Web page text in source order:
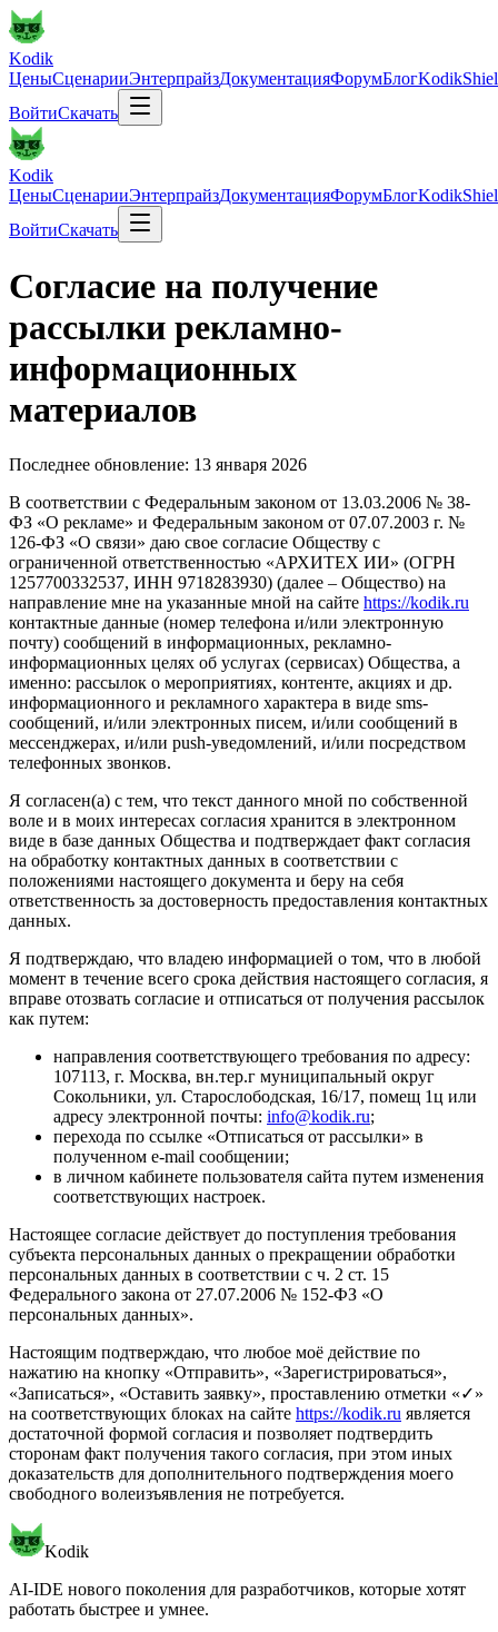
Kodik
ЦеныСценарииЭнтерпрайзДокументацияФорумБлог
ВойтиСкачать
Kodik
ЦеныСценарииЭнтерпрайзДокументацияФорумБлог
ВойтиСкачать
Согласие на получение
рассылки рекламно-
информационных
материалов
Последнее обновление: 13 января 2026
В соответствии с Федеральным законом от 13.03.2006 № 38-
ФЗ «О рекламе» и Федеральным законом от 07.07.2003 г. №
126-ФЗ «О связи» даю свое согласие Обществу с
ограниченной ответственностью «АРХИТЕХ ИИ» (ОГРН
1257700332537, ИНН 9718283930) (далее – Общество) на
направление мне на указанные мной на сайте https://kodik.ru
контактные данные (номер телефона и/или электронную
почту) сообщений в информационных, рекламно-
информационных целях об услугах (сервисах) Общества, а
именно: рассылок о мероприятиях, контенте, акциях и др.
информационного и рекламного характера в виде sms-
сообщений, и/или электронных писем, и/или сообщений в
мессенджерах, и/или push-уведомлений, и/или посредством
телефонных звонков.
Я согласен(а) с тем, что текст данного мной по собственной
воле и в моих интересах согласия хранится в электронном
виде в базе данных Общества и подтверждает факт согласия
на обработку контактных данных в соответствии с
положениями настоящего документа и беру на себя
ответственность за достоверность предоставления контактных
данных.
Я подтверждаю, что владею информацией о том, что в любой
момент в течение всего срока действия настоящего согласия, я
вправе отозвать согласие и отписаться от получения рассылок
как путем:
направления соответствующего требования по адресу:
107113, г. Москва, вн.тер.г муниципальный округ
Сокольники, ул. Старослободская, 16/17, помещ 1ц или
адресу электронной почты: info@kodik.ru;
перехода по ссылке «Отписаться от рассылки» в
полученном e-mail сообщении;
в личном кабинете пользователя сайта путем изменения
соответствующих настроек.
Настоящее согласие действует до поступления требования
субъекта персональных данных о прекращении обработки
персональных данных в соответствии с ч. 2 ст. 15
Федерального закона от 27.07.2006 № 152-ФЗ «О
персональных данных».
Настоящим подтверждаю, что любое моё действие по
нажатию на кнопку «Отправить», «Зарегистрироваться»,
«Записаться», «Оставить заявку», проставлению отметки «✓»
на соответствующих блоках на сайте https://kodik.ru является
достаточной формой согласия и позволяет подтвердить
сторонам факт получения такого согласия, при этом иных
доказательств для дополнительного подтверждения моего
свободного волеизъявления не потребуется.
Kodik
AI-IDE нового поколения для разработчиков, которые хотят
работать быстрее и умнее.